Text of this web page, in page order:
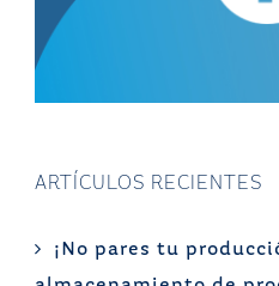
ARTÍCULOS RECIENTES
¡No pares tu